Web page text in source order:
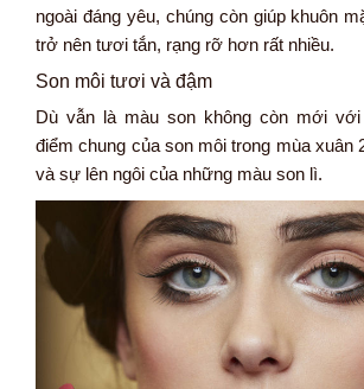
ngoài đáng yêu, chúng còn giúp khuôn
trở nên tươi tắn, rạng rỡ hơn rất nhiều.
Son môi tươi và đậm
Dù vẫn là màu son không còn mới với
điểm chung của son môi trong mùa
và sự lên ngôi của những màu son lì.